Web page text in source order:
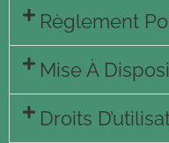
Règlement
Mise À
Droits